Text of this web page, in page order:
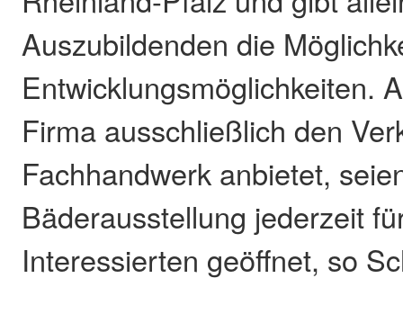
Auszubildenden die
Entwicklungsmöglichkeiten.
Firma ausschließlich den
Fachhandwerk anbietet,
Bäderausstellung jederzeit
Interessierten geöffnet, so